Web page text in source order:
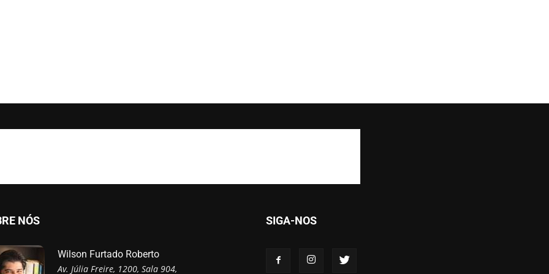
NÓS
Wilson Furtado Roberto
Av. Júlia Freire, 1200, Sala 904,
SIGA-NOS